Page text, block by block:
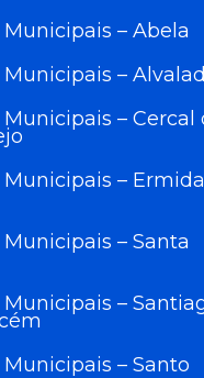
Municipais – Abela
Municipais –
Municipais – Cercal
Municipais –
Municipais – Santa
Municipais –
Municipais – Santo